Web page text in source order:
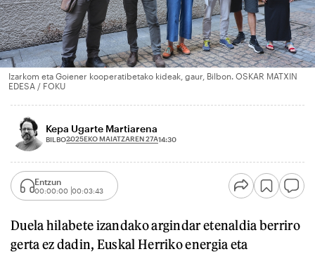
Izarkom eta Goiener kooperatibetako kideak, gaur, Bilbon. OSKAR MATXIN
EDESA / FOKU
Kepa Ugarte Martiarena
BILBO2025EKO MAIATZAREN 27A14:30
Entzun
00:00:00 00:03:43
Duela hilabete izandako argindar etenaldia berriro
gerta ez dadin, Euskal Herriko energia eta